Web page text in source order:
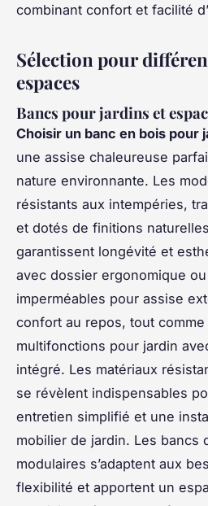
combinant confort et facilité
Sélection pour
espaces
Bancs pour jardins et
Choisir un banc en bois pour
une assise chaleureuse
nature environnante. Les
résistants aux intempéries,
et dotés de finitions
garantissent longévité et
avec dossier ergonomique
imperméables pour assise
confort au repos, tout
multifonctions pour jardin
intégré. Les matériaux
se révèlent indispensables
entretien simplifié et une
mobilier de jardin. Les bancs
modulaires s’adaptent aux
flexibilité et apportent un